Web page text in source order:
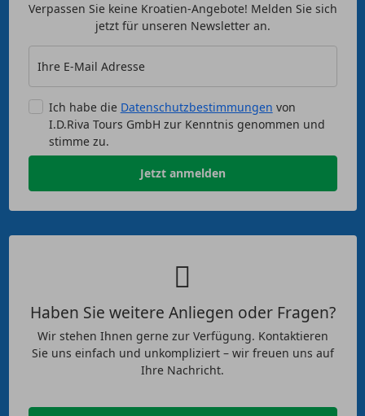
Verpassen Sie keine Kroatien-Angebote! Melden Sie sich
jetzt für unseren Newsletter an.
Ihre E-Mail Adresse
Ich habe die Datenschutzbestimmungen von
I.D.Riva Tours GmbH zur Kenntnis genommen und
stimme zu.
Jetzt anmelden
Haben Sie weitere Anliegen oder Fragen?
Wir stehen Ihnen gerne zur Verfügung. Kontaktieren
Sie uns einfach und unkompliziert – wir freuen uns auf
Ihre Nachricht.